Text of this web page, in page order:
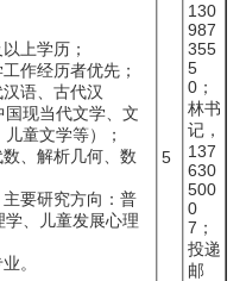
上学历；
作经历者优先；
语、古代汉
现当代文学、文
童文学等）；
、解析几何、数
要研究方向：普
、儿童发展心理
。
5
130
987
355
5
0；
林书
记，
137
630
500
0
7；
投递
邮